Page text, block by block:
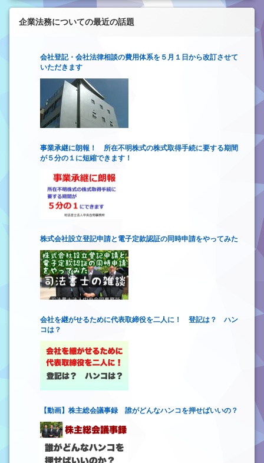
企業法務についての最近の話題
会社登記・会社法律相談の費用体系を５月１日から改訂させて
いただきます
事業承継に朗報！ 所在不明株式の株式取得手続に要する期間
が５分の１に短縮できます！
株式会社設立登記申請と電子定款認証の同時申請をやってみた
会社を継がせるために代表取締役を二人に！ 登記は？ ハン
コは？
【動画】株主総会議事録 誰がどんなハンコを押せばいいの？